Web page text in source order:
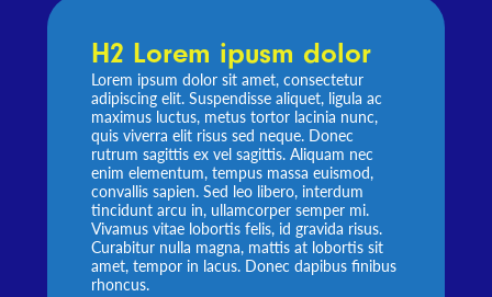
H2 Lorem ipusm dolor
Lorem ipsum dolor sit amet, consectetur
adipiscing elit. Suspendisse aliquet, ligula ac
maximus luctus, metus tortor lacinia nunc,
quis viverra elit risus sed neque. Donec
rutrum sagittis ex vel sagittis. Aliquam nec
enim elementum, tempus massa euismod,
convallis sapien. Sed leo libero, interdum
tincidunt arcu in, ullamcorper semper mi.
Vivamus vitae lobortis felis, id gravida risus.
Curabitur nulla magna, mattis at lobortis sit
amet, tempor in lacus. Donec dapibus finibus
rhoncus.